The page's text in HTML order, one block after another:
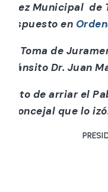
Juez Municipal
dispuesto en
d) Toma de
Tránsito Dr. Juan
Acto de arriar el
concejal que lo